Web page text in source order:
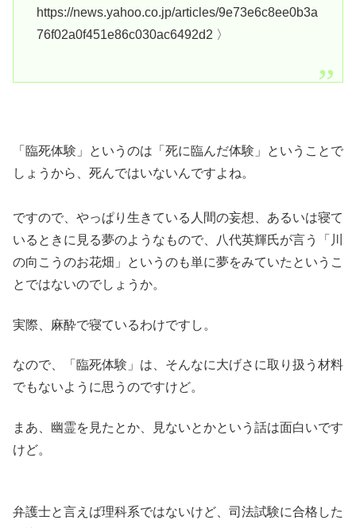
https://news.yahoo.co.jp/articles/9e73e6c8ee0b3a
76f02a0f451e86c030ac6492d2 〉
「臨死体験」というのは「死に臨んだ体験」ということで
しょうから、死んではいないんですよね。
ですので、やっぱり生きている人間の妄想、あるいは寝て
いるときに見る夢のようなもので、八代英輝氏が言う「川
の向こうのお花畑」というのも単に夢をみていたというこ
とではないのでしょうか。
実際、麻酔で寝ているわけですし。
なので、「臨死体験」は、そんなに大げさに取り扱う材料
でもないように思うのですけど。
まあ、幽霊を見たとか、見ないとかという話は面白いです
けど。
弁護士と言えば理科系ではないけど、司法試験に合格した